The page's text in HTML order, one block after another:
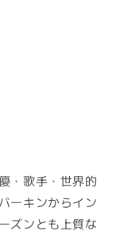
・歌手・世界的
ーキンからイン
ズンとも上質な